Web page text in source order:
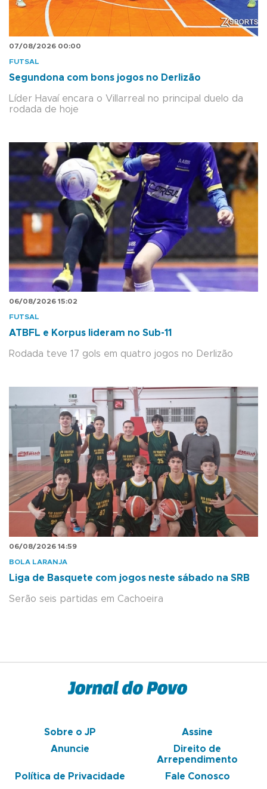
07/08/2026 00:00
FUTSAL
Segundona com bons jogos no Derlizão
Líder Havaí encara o Villarreal no principal duelo da
rodada de hoje
06/08/2026 15:02
FUTSAL
ATBFL e Korpus lideram no Sub-11
Rodada teve 17 gols em quatro jogos no Derlizão
06/08/2026 14:59
BOLA LARANJA
Liga de Basquete com jogos neste sábado na SRB
Serão seis partidas em Cachoeira
Sobre o JP
Assine
Anuncie
Direito de
Arrependimento
Política de Privacidade
Fale Conosco